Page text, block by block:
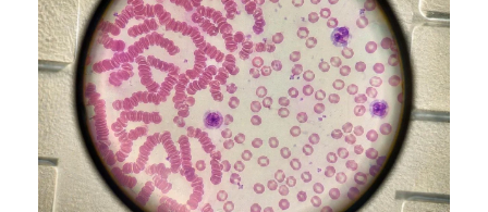
Bahasa Melayu
Tiếng Việt
Tagalog
ไทย
ဗမာစာ
ភាសាខ្មែរ